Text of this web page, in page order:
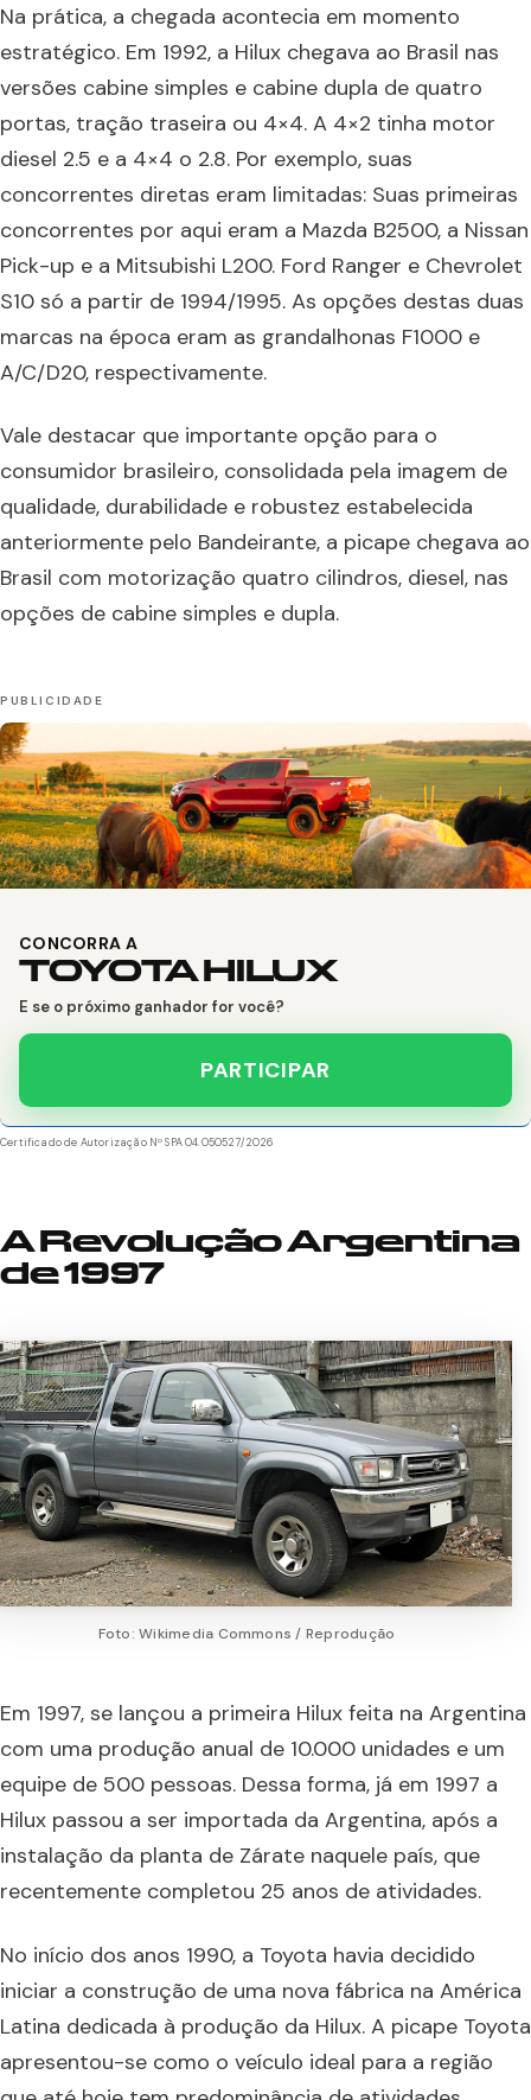
Na prática, a chegada acontecia em momento
estratégico. Em 1992, a Hilux chegava ao Brasil nas
versões cabine simples e cabine dupla de quatro
portas, tração traseira ou 4×4. A 4×2 tinha motor
diesel 2.5 e a 4×4 o 2.8. Por exemplo, suas
concorrentes diretas eram limitadas: Suas primeiras
concorrentes por aqui eram a Mazda B2500, a Nissan
Pick-up e a Mitsubishi L200. Ford Ranger e Chevrolet
S10 só a partir de 1994/1995. As opções destas duas
marcas na época eram as grandalhonas F1000 e
A/C/D20, respectivamente.
Vale destacar que importante opção para o
consumidor brasileiro, consolidada pela imagem de
qualidade, durabilidade e robustez estabelecida
anteriormente pelo Bandeirante, a picape chegava ao
Brasil com motorização quatro cilindros, diesel, nas
opções de cabine simples e dupla.
CONCORRA A
TOYOTA HILUX
E se o próximo ganhador for você?
PARTICIPAR
Certificado de Autorização Nº SPA 04.050527/2026
A Revolução Argentina
de 1997
Foto: Wikimedia Commons / Reprodução
Em 1997, se lançou a primeira Hilux feita na Argentina
com uma produção anual de 10.000 unidades e um
equipe de 500 pessoas. Dessa forma, já em 1997 a
Hilux passou a ser importada da Argentina, após a
instalação da planta de Zárate naquele país, que
recentemente completou 25 anos de atividades.
No início dos anos 1990, a Toyota havia decidido
iniciar a construção de uma nova fábrica na América
Latina dedicada à produção da Hilux. A picape Toyota
apresentou-se como o veículo ideal para a região